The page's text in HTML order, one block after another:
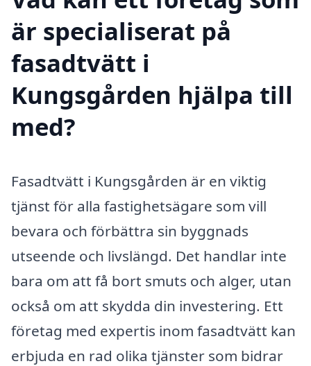
är specialiserat på
fasadtvätt i
Kungsgården hjälpa till
med?
Fasadtvätt i Kungsgården är en viktig
tjänst för alla fastighetsägare som vill
bevara och förbättra sin byggnads
utseende och livslängd. Det handlar inte
bara om att få bort smuts och alger, utan
också om att skydda din investering. Ett
företag med expertis inom fasadtvätt kan
erbjuda en rad olika tjänster som bidrar